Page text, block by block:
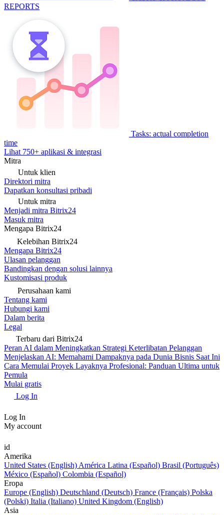
REPORTS
Tasks: actual completion
time
Lihat 750+ aplikasi & integrasi
Mitra
Untuk klien
Direktori mitra
Dapatkan konsultasi pribadi
Untuk mitra
Menjadi mitra Bitrix24
Masuk mitra
Mengapa Bitrix24
Kelebihan Bitrix24
Mengapa Bitrix24
Ulasan pelanggan
Bandingkan dengan solusi lainnya
Kustomisasi produk
Perusahaan kami
Tentang kami
Hubungi kami
Dalam berita
Legal
Terbaru dari Bitrix24
Peran AI dalam Meningkatkan Strategi Keterlibatan Pelanggan
Menjelaskan AI: Memahami Dampaknya pada Dunia Bisnis Saat Ini
Cara Memulai Proyek Layaknya Profesional: Panduan Ultima untuk
Pemula
Mulai gratis
Log In
Log In
My account
id
Amerika
United States (English) América Latina (Español) Brasil (Português)
México (Español) Colombia (Español)
Eropa
Europe (English) Deutschland (Deutsch) France (Français) Polska
(Polski) Italia (Italiano) United Kingdom (English)
Asia